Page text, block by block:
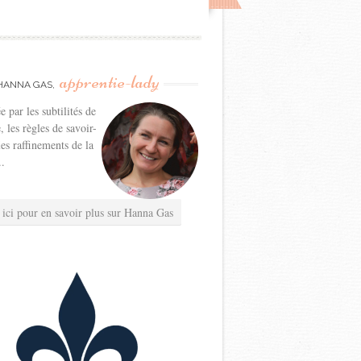
GAS, apprentie-lady
par les subtilités de
les règles de savoir-
raffinements de la
pour en savoir plus sur Hanna Gas